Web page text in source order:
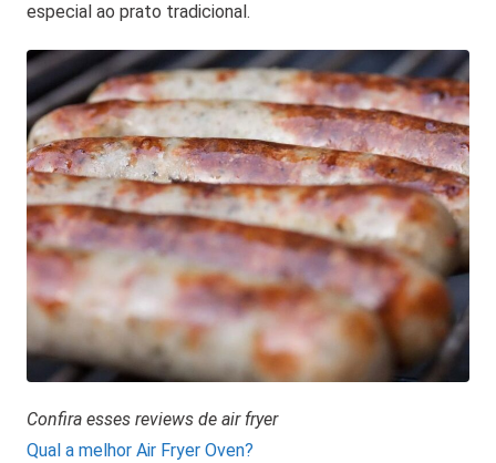
especial ao prato tradicional.
Confira esses reviews de air fryer
Qual a melhor Air Fryer Oven?